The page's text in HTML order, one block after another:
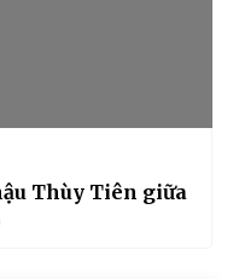
Thùy Tiên giữa